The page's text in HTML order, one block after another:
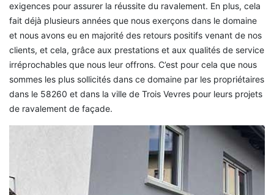
exigences pour assurer la réussite du ravalement. En plus, cela
fait déjà plusieurs années que nous exerçons dans le domaine
et nous avons eu en majorité des retours positifs venant de nos
clients, et cela, grâce aux prestations et aux qualités de service
irréprochables que nous leur offrons. C’est pour cela que nous
sommes les plus sollicités dans ce domaine par les propriétaires
dans le 58260 et dans la ville de Trois Vevres pour leurs projets
de ravalement de façade.